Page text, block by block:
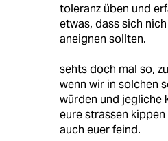
toleranz üben und
etwas, dass sich
aneignen sollten.
sehts doch mal so,
wenn wir in solchen
würden und jegliche
eure strassen
auch euer feind.